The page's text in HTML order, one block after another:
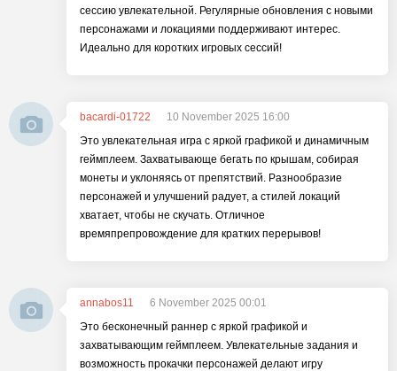
сессию увлекательной. Регулярные обновления с новыми
персонажами и локациями поддерживают интерес.
Идеально для коротких игровых сессий!
bacardi-01722
10 November 2025 16:00
Это увлекательная игра с яркой графикой и динамичным
геймплеем. Захватывающе бегать по крышам, собирая
монеты и уклоняясь от препятствий. Разнообразие
персонажей и улучшений радует, а стилей локаций
хватает, чтобы не скучать. Отличное
времяпрепровождение для кратких перерывов!
annabos11
6 November 2025 00:01
Это бесконечный раннер с яркой графикой и
захватывающим геймплеем. Увлекательные задания и
возможность прокачки персонажей делают игру